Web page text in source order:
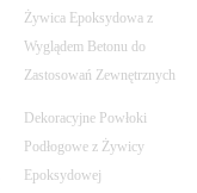
Żywica Epoksydowa z
Wyglądem Betonu do
Zastosowań Zewnętrznych
Dekoracyjne Powłoki
Podłogowe z Żywicy
Epoksydowej